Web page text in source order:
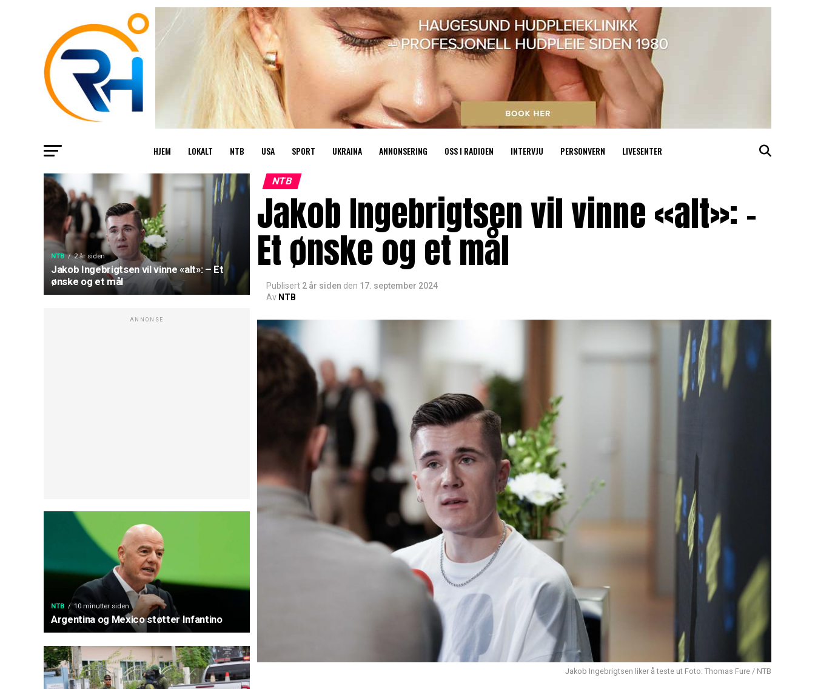
HJEM LOKALT NTB USA SPORT UKRAINA ANNONSERING OSS I RADIOEN INTERVJU PERSONVERN LIVESENTER
NTB 2 år siden
Jakob Ingebrigtsen vil vinne «alt»: – Et
ønske og et mål
ANNONSE
NTB 10 minutter siden
Argentina og Mexico støtter Infantino
NTB
Jakob Ingebrigtsen vil vinne «alt»: –
Et ønske og et mål
Publisert 2 år siden den 17. september 2024
Av NTB
Jakob Ingebrigtsen liker å teste ut Foto: Thomas Fure / NTB